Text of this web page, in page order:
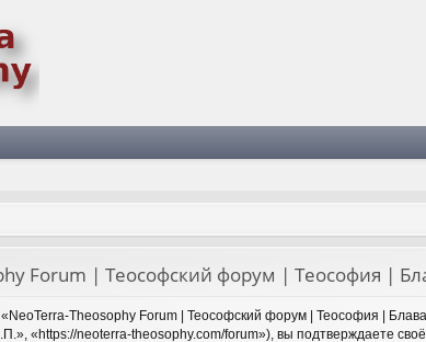
Forum | Теософский форум | Теософия |
Theosophy Forum | Теософский форум | Теософия |
«https://neoterra-theosophy.com/forum»), вы подтверждаете